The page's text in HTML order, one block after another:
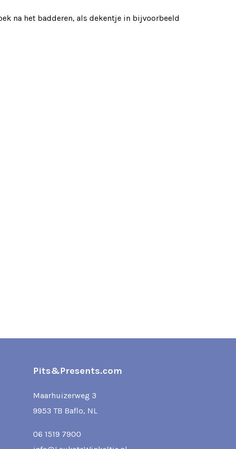
na het badderen, als dekentje in bijvoorbeeld
Pits&Presents.com
Maarhuizerweg 3
9953 TB Baflo, NL
06 1519 7900